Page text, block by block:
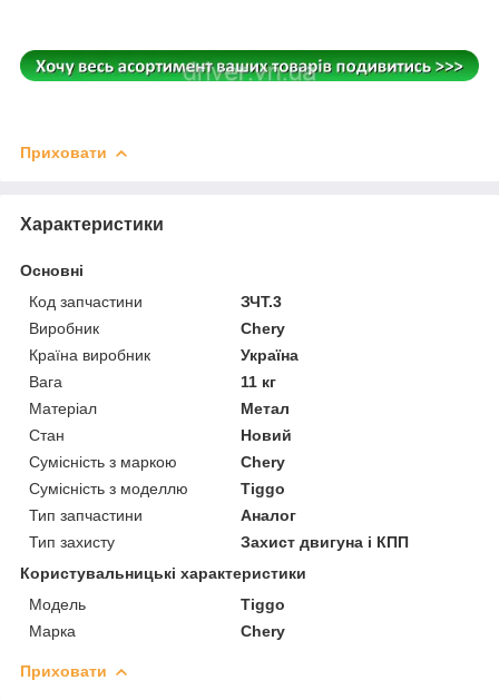
Приховати
Характеристики
Основні
Код запчастини
ЗЧТ.3
Виробник
Chery
Країна виробник
Україна
Вага
11 кг
Матеріал
Метал
Стан
Новий
Сумісність з маркою
Chery
Сумісність з моделлю
Tiggo
Тип запчастини
Аналог
Тип захисту
Захист двигуна і КПП
Користувальницькі характеристики
Мoдель
Tiggo
Марка
Chery
Приховати